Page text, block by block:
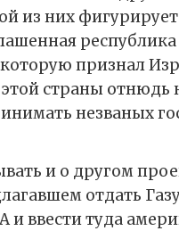
из них фигурирует
республика
признал
страны отнюдь
незваных
и о другом
отдать
и ввести туда